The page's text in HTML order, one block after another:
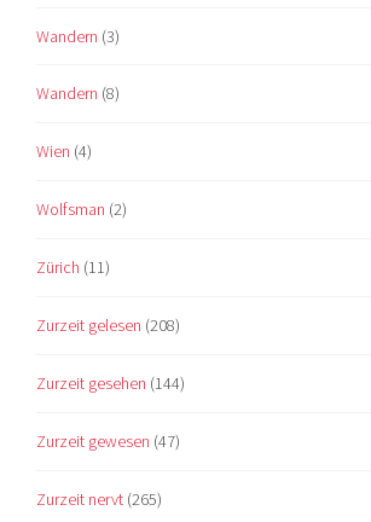
Wandern (3)
Wandern (8)
Wien (4)
Wolfsman (2)
Zürich (11)
Zurzeit gelesen (208)
Zurzeit gesehen (144)
Zurzeit gewesen (47)
Zurzeit nervt (265)